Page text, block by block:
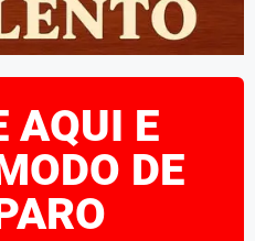
AQUI E
DE